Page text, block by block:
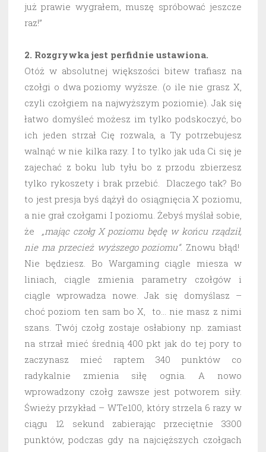
już prawie wygrałem, muszę spróbować jeszcze
raz!”
2. Rozgrywka jest perfidnie ustawiona.
Otóż w absolutnej większości bitew trafiasz na
czołgi o dwa poziomy wyższe. (o ile nie grasz X,
czyli czołgiem na najwyższym poziomie). Jak się
łatwo domyśleć możesz im tylko podskoczyć, bo
ich jeden strzał Cię rozwala, a Ty potrzebujesz
walnąć w nie kilka razy. I to tylko jak uda Ci się je
zajechać z boku lub tyłu bo z przodu zbierzesz
tylko rykoszety i brak przebić. Dlaczego tak? Bo
to jest presja byś dążył do osiągnięcia X poziomu,
a nie grał czołgami I poziomu. Żebyś myślał sobie,
że „mając czołg X poziomu będę w końcu rządził,
nie ma przecież wyższego poziomu”. Znowu błąd!
Nie będziesz. Bo Wargaming ciągle miesza w
liniach, ciągle zmienia parametry czołgów i
ciągle wprowadza nowe. Jak się domyślasz –
choć poziom ten sam bo X, to… nie masz z nimi
szans. Twój czołg zostaje osłabiony np. zamiast
na strzał mieć średnią 400 pkt jak do tej pory to
zaczynasz mieć raptem 340 punktów co
radykalnie zmienia siłę ognia. A nowo
wprowadzony czołg zawsze jest potworem siły.
Świeży przykład – WTe100, który strzela 6 razy w
ciągu 12 sekund zabierając przeciętnie 3300
punktów, podczas gdy na najcięższych czołgach